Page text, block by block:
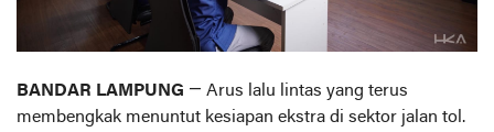
BANDAR LAMPUNG — Arus lalu lintas yang terus
membengkak menuntut kesiapan ekstra di sektor jalan tol.